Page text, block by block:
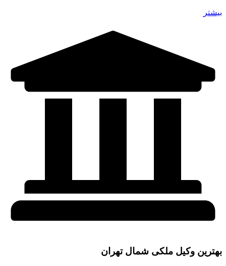
بیشتر
بهترین وکیل ملکی شمال تهران